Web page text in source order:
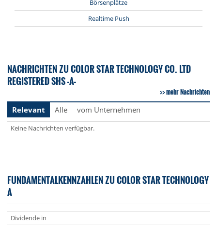
Börsenplätze
Realtime Push
NACHRICHTEN ZU COLOR STAR TECHNOLOGY CO. LTD
REGISTERED SHS -A-
mehr Nachrichten
Relevant
Alle vom Unternehmen
Keine Nachrichten verfügbar.
FUNDAMENTALKENNZAHLEN ZU COLOR STAR TECHNOLOGY
A
Dividende in